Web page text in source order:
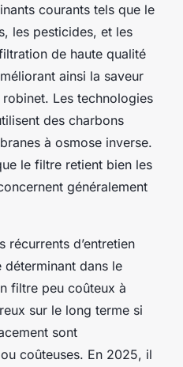
courants tels que le
les pesticides, et les
de haute qualité
ainsi la saveur
robinet. Les technologies
des charbons
à osmose inverse.
le filtre retient bien les
généralement
récurrents d’entretien
déterminant dans le
filtre peu coûteux à
sur le long terme si
sont
coûteuses. En 2025, il